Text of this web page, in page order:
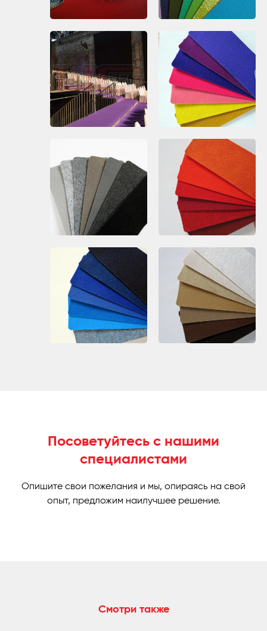
Посоветуйтесь с нашими
специалистами
Опишите свои пожелания и мы, опираясь на свой
опыт, предложим наилучшее решение.
Смотри также